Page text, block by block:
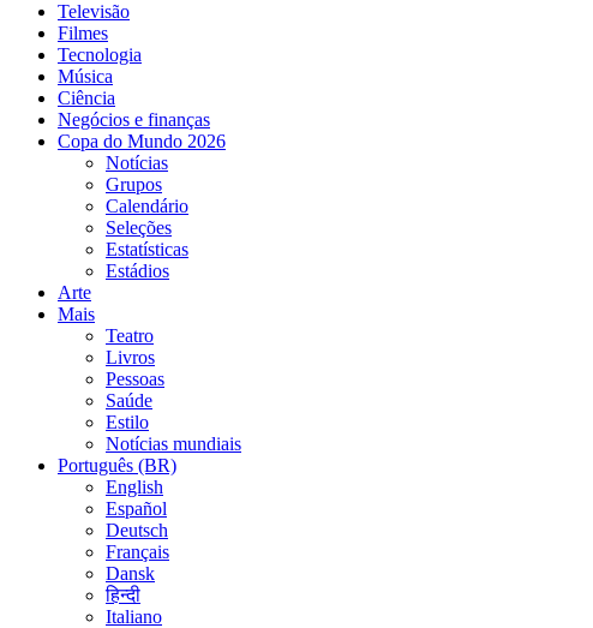
Televisão
Filmes
Tecnologia
Música
Ciência
Negócios e finanças
Copa do Mundo 2026
Notícias
Grupos
Calendário
Seleções
Estatísticas
Estádios
Arte
Mais
Teatro
Livros
Pessoas
Saúde
Estilo
Notícias mundiais
Português (BR)
English
Español
Deutsch
Français
Dansk
हिन्दी
Italiano